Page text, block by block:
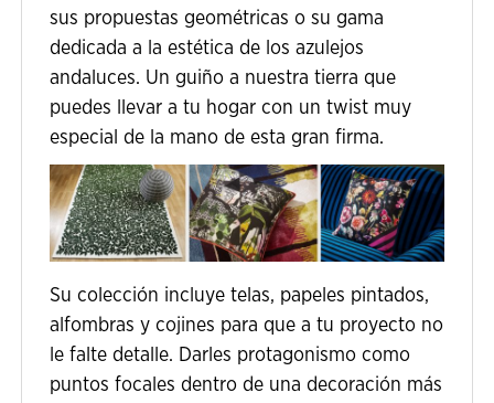
sus propuestas geométricas o su gama
dedicada a la estética de los azulejos
andaluces. Un guiño a nuestra tierra que
puedes llevar a tu hogar con un twist muy
especial de la mano de esta gran firma.
Su colección incluye telas, papeles pintados,
alfombras y cojines para que a tu proyecto no
le falte detalle. Darles protagonismo como
puntos focales dentro de una decoración más